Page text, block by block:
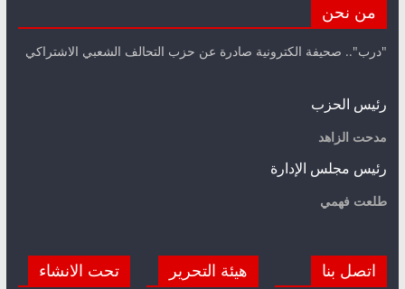
من نحن
"درب".. صحيفة الكترونية صادرة عن حزب التحالف الشعبي الاشتراكي
رئيس الحزب
مدحت الزاهد
رئيس مجلس الإدارة
طلعت فهمي
اتصل بنا هيئة التحرير تحت الانشاء